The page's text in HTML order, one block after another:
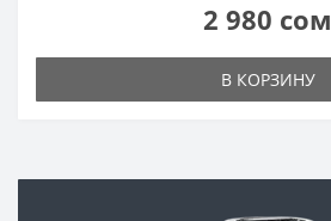
2 980 сом
В КОРЗИНУ